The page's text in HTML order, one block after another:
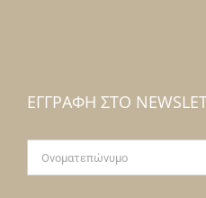
ΕΓΓΡΑΦΉ ΣΤΟ